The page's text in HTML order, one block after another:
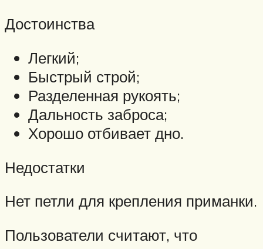
Достоинства
Легкий;
Быстрый строй;
Разделенная рукоять;
Дальность заброса;
Хорошо отбивает дно.
Недостатки
Нет петли для крепления приманки.
Пользователи считают, что